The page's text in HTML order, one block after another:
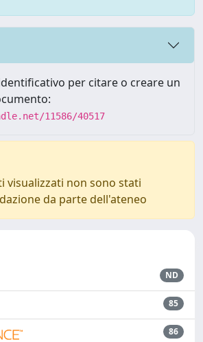
per citare o creare un
11586/40517
visualizzati non sono stati
da parte dell'ateneo
ND
85
86